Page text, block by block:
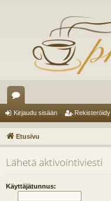
es
ku
st
el
ua
Kirjaudu sisään Rekisteröidy
Etusivu
Lähetä aktivointiviesti
Käyttäjätunnus: